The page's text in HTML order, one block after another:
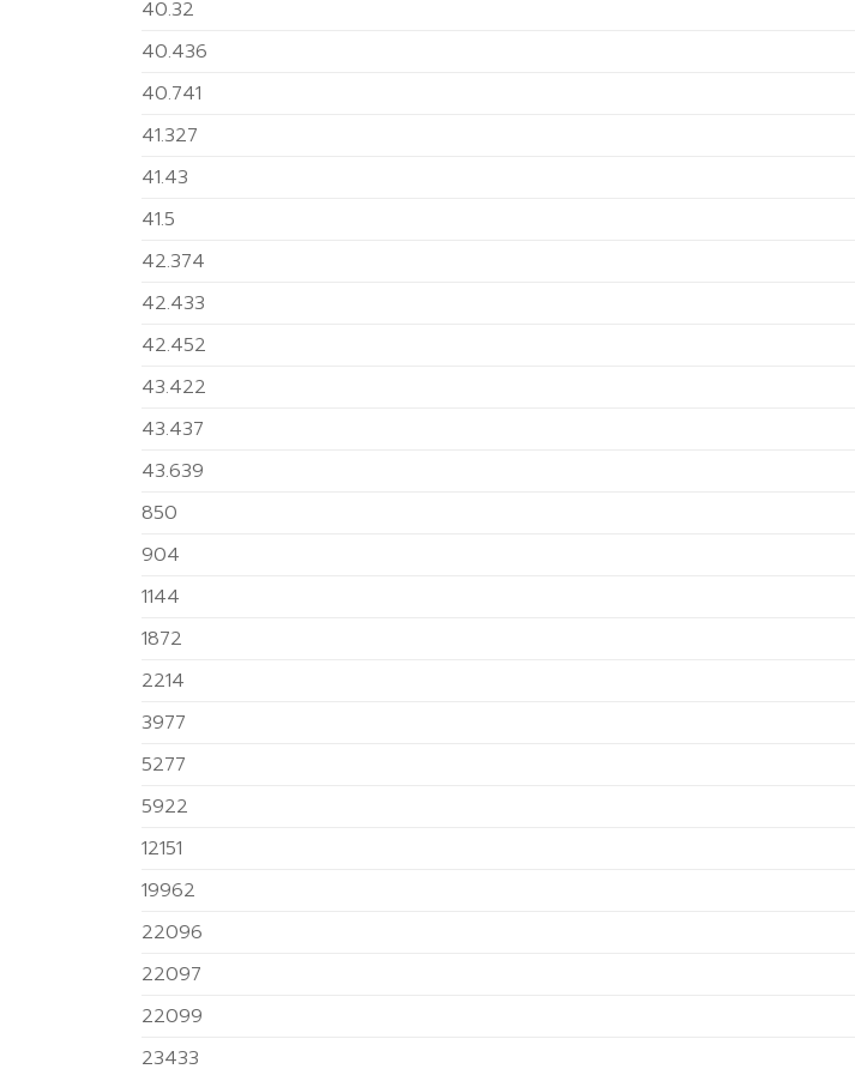
40.32
40.436
40.741
41.327
41.43
41.5
42.374
42.433
42.452
43.422
43.437
43.639
850
904
1144
1872
2214
3977
5277
5922
12151
19962
22096
22097
22099
23433